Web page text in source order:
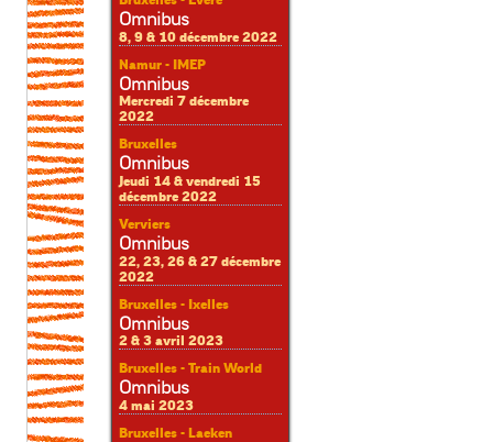
Omnibus
8, 9 & 10 décembre 2022
Namur - IMEP
Omnibus
Mercredi 7 décembre
2022
Bruxelles
Omnibus
Jeudi 14 & vendredi 15
décembre 2022
Verviers
Omnibus
22, 23, 26 & 27 décembre
2022
Bruxelles - Ixelles
Omnibus
2 & 3 avril 2023
Bruxelles - Train World
Omnibus
4 mai 2023
Bruxelles - Laeken